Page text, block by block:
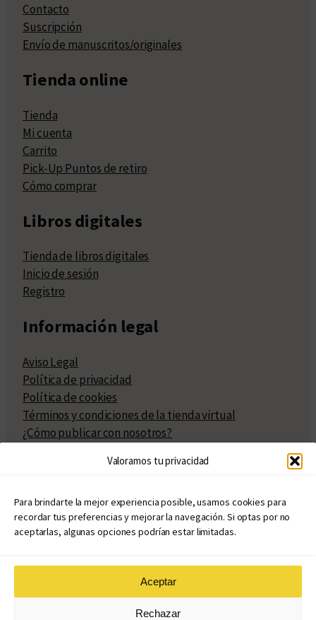
Valoramos tu privacidad
Para brindarte la mejor experiencia posible, usamos cookies para
recordar tus preferencias y mejorar la navegación. Si optas por no
aceptarlas, algunas opciones podrían estar limitadas.
Aceptar
Rechazar
Contacto
Suscripción
Envío de manuscritos/originales
Tienda online
Tienda
Mi cuenta
Carrito
Pick-Up Puntos de retiro
Cómo comprar
Libros digitales
Tienda de libros digitales
Inicio de sesión
Registro
Información legal
Aviso Legal
Política de privacidad
Política de cookies
Términos y condiciones de la tienda virtual
¿Cómo publicar con nosotros?
Políticas de publicación
Políticas de coedición
Atribuciones